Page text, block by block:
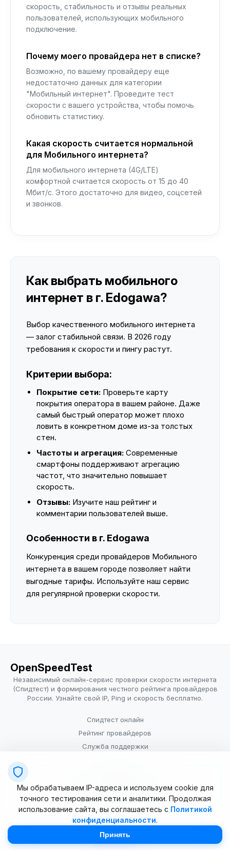
скорость, стабильность и отзывы реальных
пользователей, использующих мобильного
подключение.
Почему моего провайдера нет в списке?
Возможно, по вашему провайдеру еще
недостаточно данных для категории
"Мобильный интернет". Проведите тест
скорости с вашего устройства, чтобы помочь
обновить статистику.
Какая скорость считается нормальной
для Мобильного интернета?
Для мобильного интернета (4G/LTE)
комфортной считается скорость от 15 до 40
Мбит/с. Этого достаточно для видео, соцсетей
и звонков.
Как выбрать мобильного
интернет в г. Edogawa?
Выбор качественного мобильного интернета
— залог стабильной связи. В 2026 году
требования к скорости и пингу растут.
Критерии выбора:
Покрытие сети: Проверьте карту
покрытия оператора в вашем районе. Даже
самый быстрый оператор может плохо
ловить в конкретном доме из-за толстых
стен.
Частоты и агрегация: Современные
смартфоны поддерживают агрегацию
частот, что значительно повышает
скорость.
Отзывы: Изучите наш рейтинг и
комментарии пользователей выше.
Особенности в г. Edogawa
Конкуренция среди провайдеров Мобильного
интернета в вашем городе позволяет найти
выгодные тарифы. Используйте наш сервис
для регулярной проверки скорости.
OpenSpeedTest
Независимый онлайн-сервис проверки скорости интернета
(Спидтест) и формирования честного рейтинга провайдеров
России. Узнайте свой IP, Ping и скорость бесплатно.
Спидтест онлайн
Рейтинг провайдеров
Служба поддержки
Условия использования
© 2025–2026 OpenSpeedTest (ИП Долматова В.В.). Все права
Мы обрабатываем IP-адреса и используем cookie для
точного тестирования сети и аналитики. Продолжая
использование сайта, вы соглашаетесь с Политикой
конфиденциальности.
Принять